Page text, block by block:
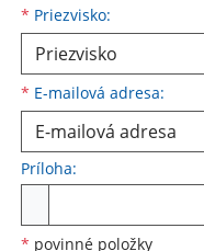
* Priezvisko:
* E-mailová adresa:
Príloha:
* povinné položky